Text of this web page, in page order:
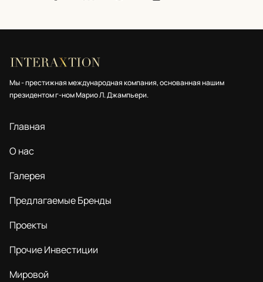
Мы - престижная международная компания, основанная нашим
президентом г-ном Марио Л. Джампьери.
Главная
О нас
Галерея
Предлагаемые Бренды
Проекты
Прочие Инвестиции
Мировой